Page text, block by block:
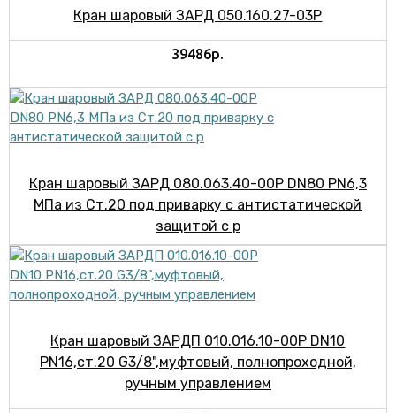
Кран шаровый ЗАРД 050.160.27-03Р
39486р.
Кран шаровый ЗАРД 080.063.40-00Р DN80 PN6,3
МПа из Ст.20 под приварку с антистатической
защитой с р
Кран шаровый ЗАРДП 010.016.10-00Р DN10
PN16,ст.20 G3/8",муфтовый, полнопроходной,
ручным управлением